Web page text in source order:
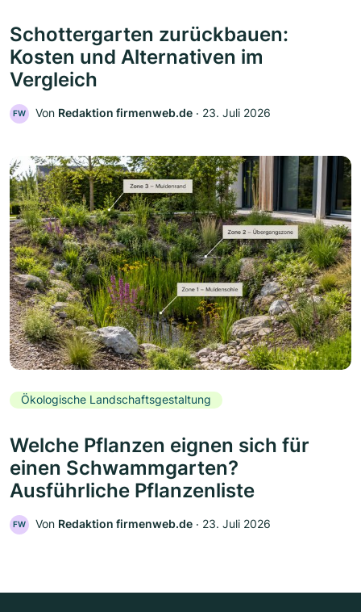
Schottergarten zurückbauen:
Kosten und Alternativen im
Vergleich
FW Von Redaktion firmenweb.de ‧ 23. Juli 2026
Ökologische Landschaftsgestaltung
Welche Pflanzen eignen sich für
einen Schwammgarten?
Ausführliche Pflanzenliste
FW Von Redaktion firmenweb.de ‧ 23. Juli 2026